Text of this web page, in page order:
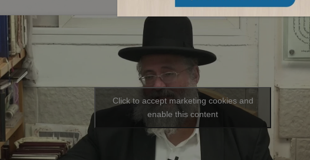
Click to accept marketing cookies and
enable this content